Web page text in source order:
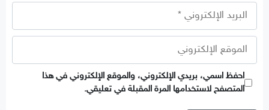
البريد
الإلكتروني
الموقع
الإلكتروني
احفظ اسمي، بريدي الإلكتروني، والموقع الإلكتروني في هذا
المتصفح لاستخدامها المرة المقبلة في تعليقي.